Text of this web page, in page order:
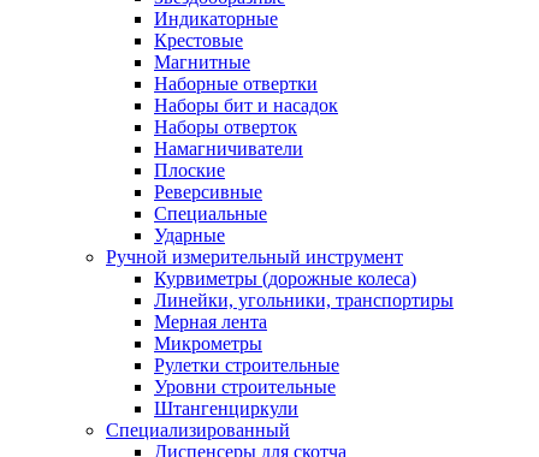
Индикаторные
Крестовые
Магнитные
Наборные отвертки
Наборы бит и насадок
Наборы отверток
Намагничиватели
Плоские
Реверсивные
Специальные
Ударные
Ручной измерительный инструмент
Курвиметры (дорожные колеса)
Линейки, угольники, транспортиры
Мерная лента
Микрометры
Рулетки строительные
Уровни строительные
Штангенциркули
Специализированный
Диспенсеры для скотча